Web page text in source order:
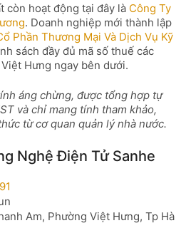
còn hoạt động tại đây là Công Ty
. Doanh nghiệp mới thành lập
Phần Thương Mại Và Dịch Vụ Kỹ
sách đầy đủ mã số thuế các
Hưng ngay bên dưới.
áng chừng, được tổng hợp tự
và chỉ mang tính tham khảo,
từ cơ quan quản lý nhà nước.
Nghệ Điện Tử Sanhe
Am, Phường Việt Hưng, Tp Hà